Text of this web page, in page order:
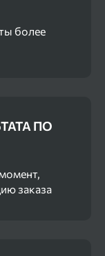
более
ПО
заказа